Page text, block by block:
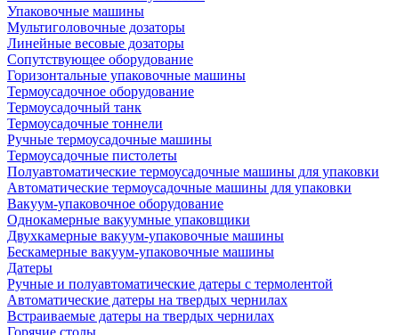
Упаковочные машины
Мультиголовочные дозаторы
Линейные весовые дозаторы
Сопутствующее оборудование
Горизонтальные упаковочные машины
Термоусадочное оборудование
Термоусадочный танк
Термоусадочные тоннели
Ручные термоусадочные машины
Термоусадочные пистолеты
Полуавтоматические термоусадочные машины для упаковки
Автоматические термоусадочные машины для упаковки
Вакуум-упаковочное оборудование
Однокамерные вакуумные упаковщики
Двухкамерные вакуум-упаковочные машины
Бескамерные вакуум-упаковочные машины
Датеры
Ручные и полуавтоматические датеры с термолентой
Автоматические датеры на твердых чернилах
Встраиваемые датеры на твердых чернилах
Горячие столы